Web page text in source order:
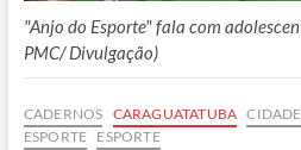
"Anjo do Esporte" fala com
PMC/ Divulgação)
CADERNOS CARAGUATATUBA
ESPORTE ESPORTE